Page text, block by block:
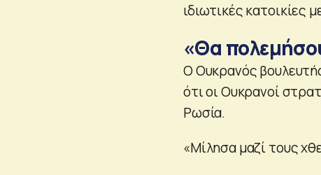
ιδιωτικές κατοικίες
«Θα
Ο Ουκρανός
ότι οι Ουκρανοί
Ρωσία.
«Μίλησα μαζί τους